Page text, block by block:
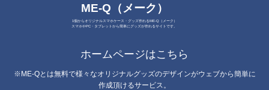
ME-Q（メーク）
1個からオリジナルスマホケース・グッズ作れるME-Q（メーク）
スマホやPC・タブレットから簡単にグッズが作れるサイトです。
ホームページはこちら
※ME-Qとは無料で様々なオリジナルグッズのデザインがウェブから簡単に
作成頂けるサービス。